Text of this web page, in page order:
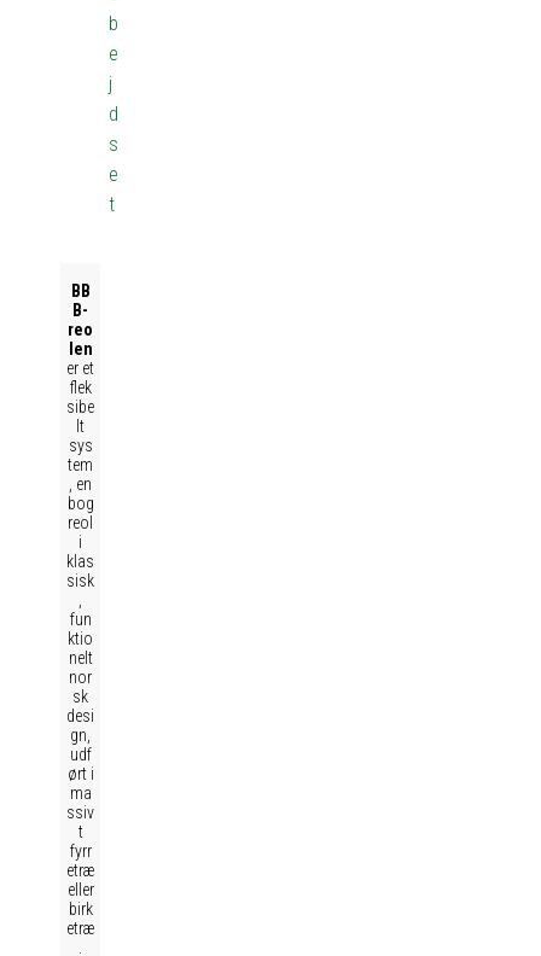
b
e
j
d
s
e
t
BB
B-
reo
len
er et
flek
sibe
lt
sys
tem
, en
bog
reol
i
klas
sisk
fun
ktio
nelt
nor
sk
desi
gn,
udf
ørt i
ma
ssiv
t
fyrr
etræ
eller
birk
etræ